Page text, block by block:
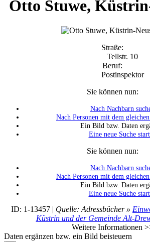
Otto Stuwe,
Straße:
Tellstr. 10
Beruf:
Postinspektor
Sie können nun:
Nach Nachbarn
Nach Personen mit dem
Ein Bild bzw. Daten
Eine neue Suche
Sie können nun:
Nach Nachbarn
Nach Personen mit dem
Ein Bild bzw. Daten
Eine neue Suche
ID: 1-13457 | Quelle: Adressbücher »
Küstrin und der Gemeinde Alt-
Weitere Informationen
Daten ergänzen bzw. ein Bild beisteuern